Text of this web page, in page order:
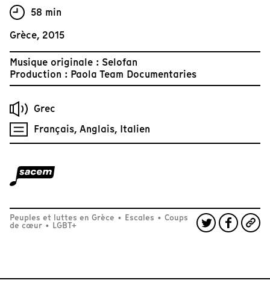
58 min
Grèce, 2015
Musique originale : Selofan
Production : Paola Team Documentaries
Grec
Français, Anglais, Italien
Peuples et luttes en Grèce • Escales • Coups
de cœur • LGBT+